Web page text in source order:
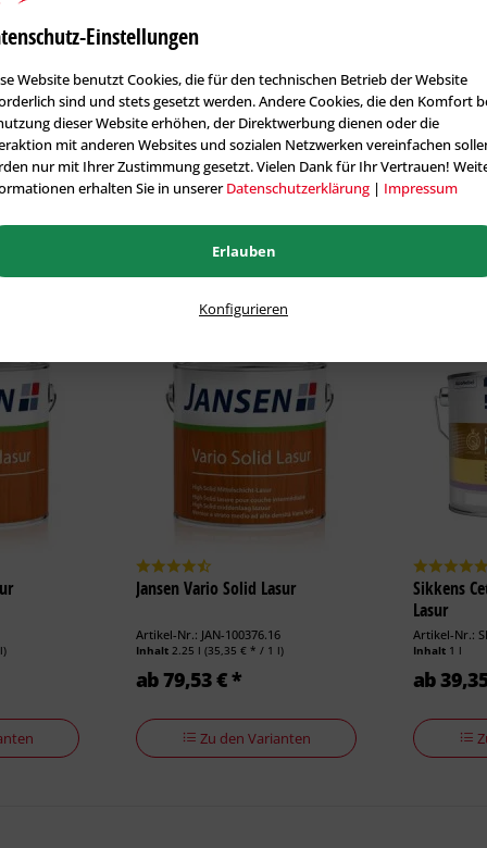
Zero Dekosan Langzeit Lasur
Artikel-Nr.: ZER-100472.11
Inhalt0.75 l(32,67 € * / 1 l)
ab 24,50 € *
GORI 33
Artikel-Nr.:
Inhalt
ab
Jansen Vario Solid Lasur
Artikel-Nr.: JAN-100376.16
Inhalt 2.25 l(35,35 € * / 1 l)
ab 79,53 € *
Zu den Varianten
Sikkens
Lasur
Artikel-Nr.:
Inhalt 1 l
ab
Einstellungen
Website benutzt Cookies, die für den technischen Betrieb der Website
sind und stets gesetzt werden. Andere Cookies, die den Komfort
dieser Website erhöhen, der Direktwerbung dienen oder die
mit anderen Websites und sozialen Netzwerken vereinfachen
nur mit Ihrer Zustimmung gesetzt. Vielen Dank für Ihr Vertrauen!
erhalten Sie in unsererDatenschutzerklärung | Impressum
Erlauben
Konfigurieren